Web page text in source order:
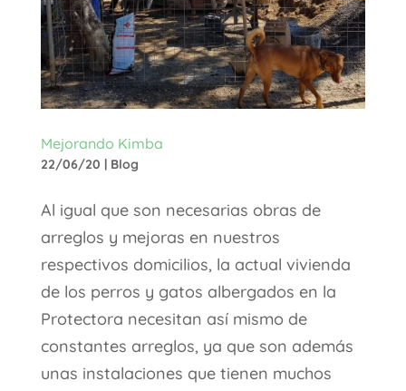
Mejorando Kimba
22/06/20 | Blog
Al igual que son necesarias obras de
arreglos y mejoras en nuestros
respectivos domicilios, la actual vivienda
de los perros y gatos albergados en la
Protectora necesitan así mismo de
constantes arreglos, ya que son además
unas instalaciones que tienen muchos